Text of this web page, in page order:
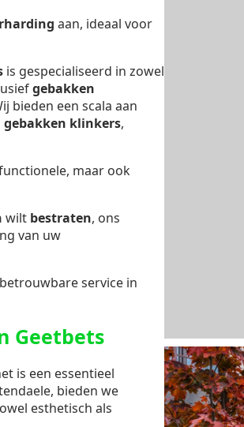
aan, ideaal voor
is gespecialiseerd in zowel
gebakken
bieden een scala aan
gebakken klinkers,
maar ook
wilt bestraten, ons
van uw
service in
Geetbets
is een essentieel
bieden we
esthetisch als